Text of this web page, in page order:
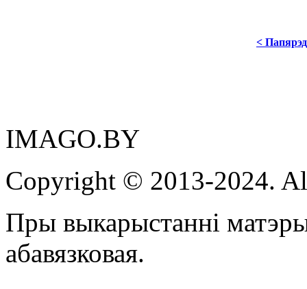
<
IMAGO.BY
Copyright © 2013-2024.
Пры выкарыстанні
абавязковая.